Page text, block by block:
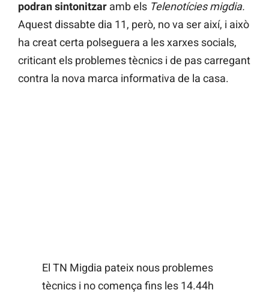
podran sintonitzar amb els Telenotícies migdia.
Aquest dissabte dia 11, però, no va ser així, i això
ha creat certa polseguera a les xarxes socials,
criticant els problemes tècnics i de pas carregant
contra la nova marca informativa de la casa.
El TN Migdia pateix nous problemes
tècnics i no comença fins les 14.44h